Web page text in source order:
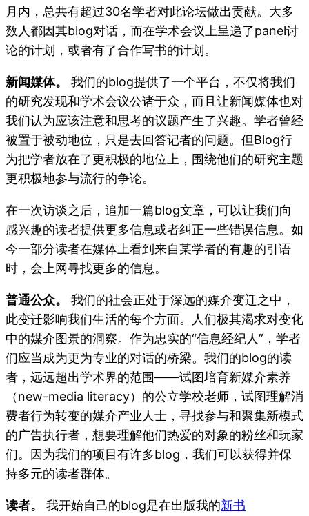
月内，总共有超过30名学者对此论坛做出贡献。大多
数人都因其blog对话，而在学术会议上呈递了panel讨
论的计划，或者有了合作写书的计划。
新闻媒体。
我们的blog提供了一个平台，不仅将我们
的研究发现和学术会议公诸于众，而且让新闻媒体也对
我们认为应该注意和思考的议题产生了兴趣。学者曾经
被置于被动地位，只是去回答记者的问题。但Blog行
为把学者放在了更积极的地位上，围绕他们的研究主题
更积极地参与流行的争论。
在一次访谈之后，追加一篇blog文章，可以让我们向
感兴趣的读者提供更多信息或者纠正一些错误信息。如
今一部分读者在媒体上看到来自某学者的有趣的引语
时，会上网寻找更多的信息。
普通公众。
我们的社会正处于深远的媒介变迁之中，
此变迁影响我们生活的每个方面。人们极其渴求对变化
中的媒介图景的洞察。作为忠实的“信息经纪人”，学者
们应当成为更为专业的对话的桥梁。我们的blog的读
者，远远超出学术界的范围——试图培育新媒介素养
（new-media literacy）的公立学校老师，试图理解消
费者行为转变的媒介产业人士，寻找参与和聚集新模式
的广告执行者，想要理解他们热爱的对象的粉丝和玩家
们。因为我们的项目有许多blog，我们可以获得并保
持多元的读者群体。
读者。 我开始自己的blog是在出版我的新书